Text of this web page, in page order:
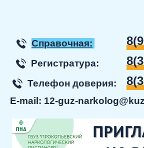
Справочная:
Регистратура:
Телефон доверия:
E-mail: 12-guz-